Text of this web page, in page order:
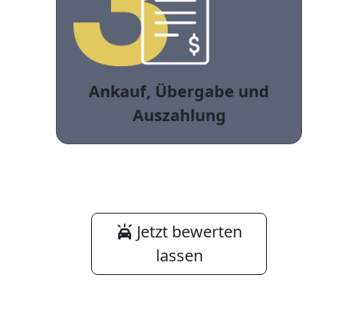
Ankauf, Übergabe und
Auszahlung
Jetzt bewerten
lassen